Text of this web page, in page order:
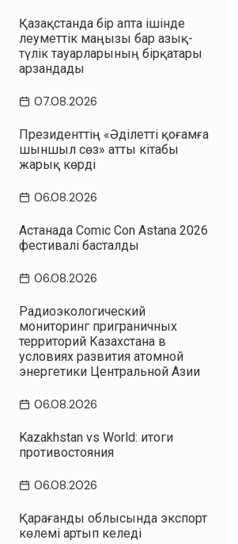
Қазақстанда бір апта ішінде
әлеуметтік маңызы бар азық-
түлік тауарларының бірқатары
арзандады
07.08.2026
Президенттің «Әділетті қоғамға
шыншыл сөз» атты кітабы
жарық көрді
06.08.2026
Астанада Comic Con Astana 2026
фестивалі басталды
06.08.2026
Радиоэкологический
мониторинг приграничных
территорий Казахстана в
условиях развития атомной
энергетики Центральной Азии
06.08.2026
Kazakhstan vs World: итоги
противостояния
06.08.2026
Қарағанды облысында экспорт
көлемі артып келеді